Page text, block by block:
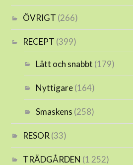
ÖVRIGT (266)
RECEPT (399)
Lätt och snabbt (179)
Nyttigare(164)
Smaskens (258)
RESOR (33)
TRÄDGÅRDEN (1 252)